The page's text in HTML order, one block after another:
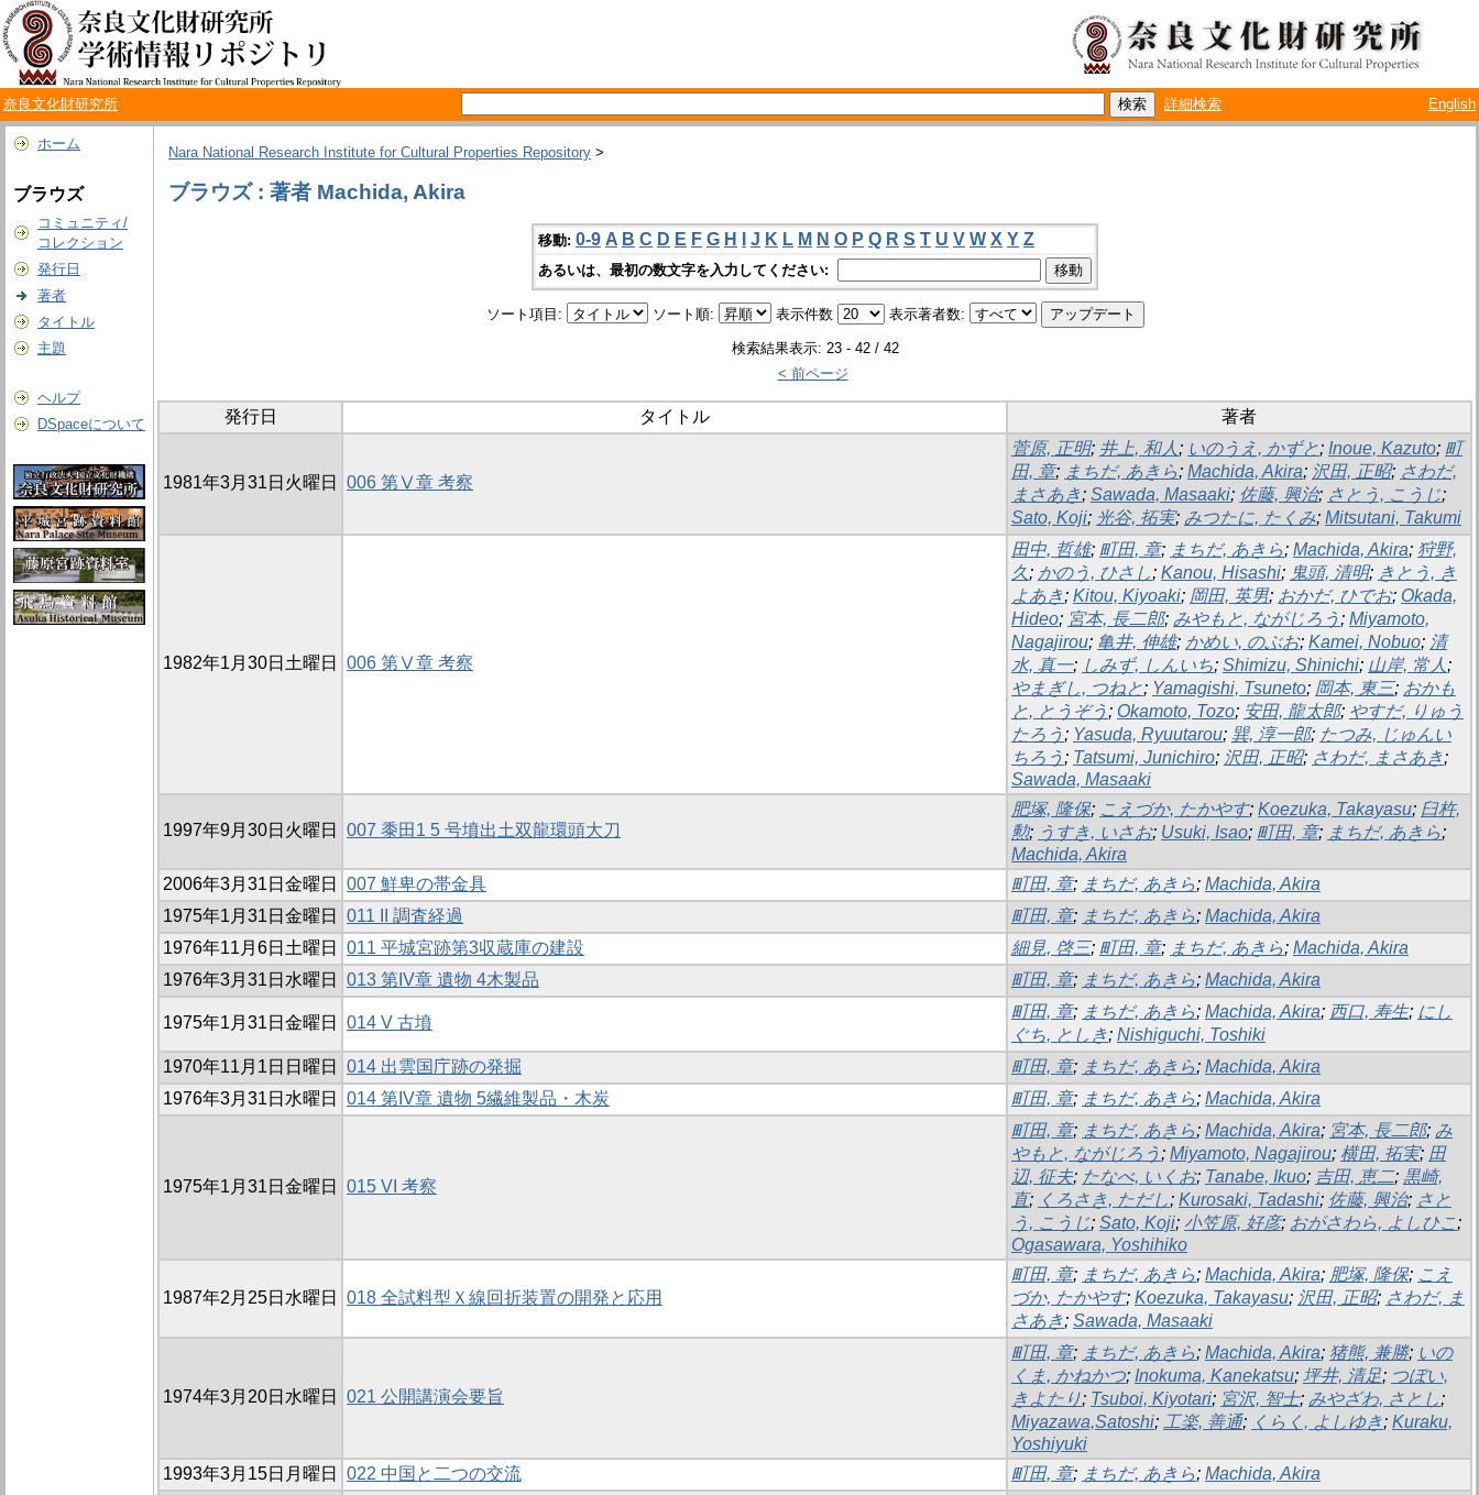
奈良文化財研究所 詳細検索 English
ホーム
ブラウズ
コミュニティ/
コレクション
発行日
著者
タイトル
主題
ヘルプ
DSpaceについて
Nara National Research Institute for Cultural Properties Repository >
ブラウズ : 著者 Machida, Akira
移動: 0-9 A B C D E F G H J K L M N O P Q R S T U V W X Y Z
あるいは、最初の数文字を入力してください:
ソート項目: ソート順: 表示件数 表示著者数:
検索結果表示: 23 - 42 / 42
< 前ページ
発行日 タイトル 著者
1981年3月31日火曜日 006 第Ⅴ章 考察
菅原, 正明; 井上, 和人 ; いのうえ, かずと; Inoue, Kazuto; 町
田, 章; まちだ, あきら; Machida, Akira; 沢田, 正昭; さわだ,
まさあき; Sawada, Masaaki; 佐藤, 興治; さとう, こうじ;
Sato, Koji; 光谷, 拓実; みつたに, たくみ; Mitsutani, Takumi
1982年1月30日土曜日 006 第Ⅴ章 考察
田中, 哲雄; 町田, 章; まちだ, あきら; Machida, Akira; 狩野,
久; かのう, ひさし; Kanou, Hisashi; 鬼頭, 清明; きとう, き
よあき; Kitou, Kiyoaki; 岡田, 英男; おかだ, ひでお; Okada,
Hideo; 宮本, 長二郎; みやもと, ながじろう ; Miyamoto,
Nagajirou; 亀井, 伸雄; かめい, のぶお; Kamei, Nobuo; 清
水, 真一; しみず, しんいち; Shimizu, Shinichi; 山岸, 常人 ;
やまぎし, つねと; Yamagishi, Tsuneto; 岡本, 東三; おかも
と, とうぞう ; Okamoto, Tozo; 安田, 龍太郎; やすだ, りゅう
たろう ; Yasuda, Ryuutarou; 巽, 淳一郎; たつみ, じゅんい
ちろう ; Tatsumi, Junichiro; 沢田, 正昭; さわだ, まさあき;
Sawada, Masaaki
1997年9月30日火曜日 007 黍田1 5 号墳出土双龍環頭大刀
肥塚, 隆保; こえづか, たかやす; Koezuka, Takayasu; 臼杵,
勲; うすき, いさお; Usuki, Isao; 町田, 章; まちだ, あきら;
Machida, Akira
2006年3月31日金曜日
007 鮮卑の帯金具 町田, 章; まちだ, あきら; Machida, Akira
1975年1月31日金曜日
011 II 調査経過 町田, 章; まちだ, あきら; Machida, Akira
1976年11月6日土曜日
011 平城宮跡第3収蔵庫の建設 細見, 啓三; 町田, 章; まちだ, あきら; Machida, Akira
1976年3月31日水曜日
013 第IV章 遺物 4木製品 町田, 章; まちだ, あきら; Machida, Akira
1975年1月31日金曜日 014 V 古墳
町田, 章; まちだ, あきら; Machida, Akira; 西口, 寿生; にし
ぐち, としき; Nishiguchi, Toshiki
1970年11月1日日曜日
014 出雲国庁跡の発掘 町田, 章; まちだ, あきら; Machida, Akira
1976年3月31日水曜日
014 第IV章 遺物 5繊維製品・木炭 町田, 章; まちだ, あきら; Machida, Akira
1975年1月31日金曜日 015 VI 考察
町田, 章; まちだ, あきら; Machida, Akira; 宮本, 長二郎; み
やもと, ながじろう ; Miyamoto, Nagajirou; 横田, 拓実; 田
辺, 征夫; たなべ, いくお; Tanabe, Ikuo; 吉田, 恵二; 黒崎,
直; くろさき, ただし; Kurosaki, Tadashi; 佐藤, 興治; さと
う, こうじ; Sato, Koji; 小笠原, 好彦; おがさわら, よしひこ;
Ogasawara, Yoshihiko
1987年2月25日水曜日 018 全試料型Ｘ線回折装置の開発と応用
町田, 章; まちだ, あきら; Machida, Akira; 肥塚, 隆保; こえ
づか, たかやす; Koezuka, Takayasu; 沢田, 正昭; さわだ, ま
さあき; Sawada, Masaaki
1974年3月20日水曜日 021 公開講演会要旨
町田, 章; まちだ, あきら; Machida, Akira; 猪熊, 兼勝; いの
くま, かねかつ; Inokuma, Kanekatsu; 坪井, 清足; つぼい,
きよたり; Tsuboi, Kiyotari; 宮沢, 智士; みやざわ, さとし;
Miyazawa,Satoshi; 工楽, 善通; くらく, よしゆき; Kuraku,
Yoshiyuki
1993年3月15日月曜日
022 中国と二つの交流 町田, 章; まちだ, あきら; Machida, Akira